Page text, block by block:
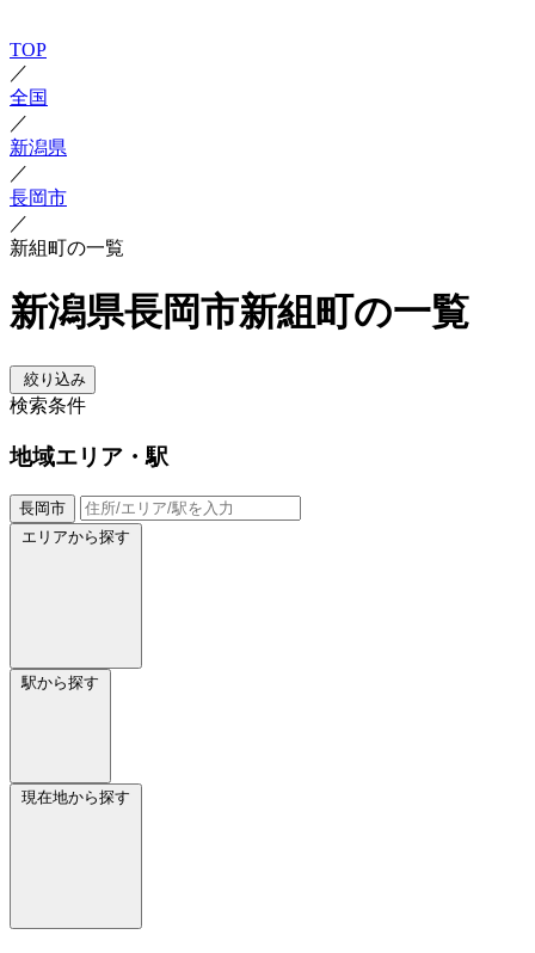
TOP
／
全国
／
新潟県
／
長岡市
／
新組町の一覧
新潟県長岡市新組町の一覧
絞り込み
検索条件
地域エリア・駅
長岡市
エリアから探す
駅から探す
現在地から探す